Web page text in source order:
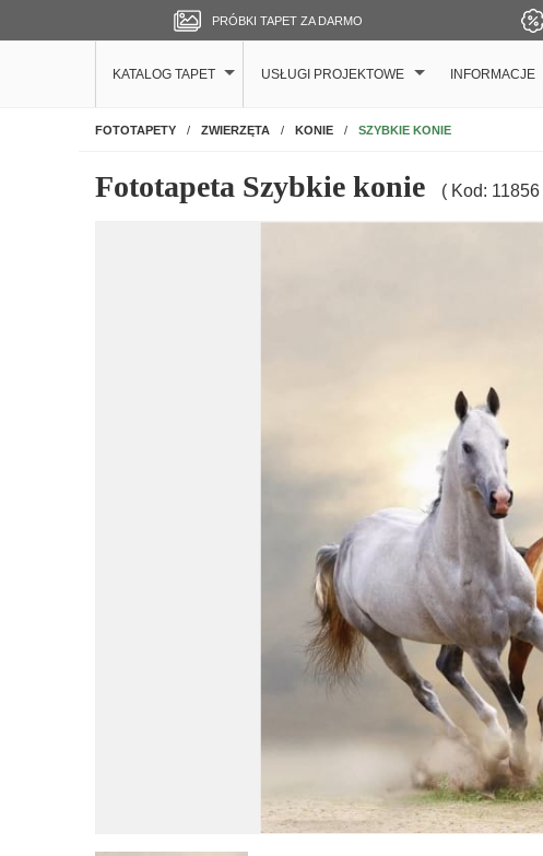
PRÓBKI TAPET ZA DARMO
KATALOG TAPET USŁUGI PROJEKTOWE INFORMACJE
FOTOTAPETYNA ŚCIANĘ
ZWIERZĘTA KONIE SZYBKIE KONIE
Fototapeta Szybkie konie ( Kod: 11856